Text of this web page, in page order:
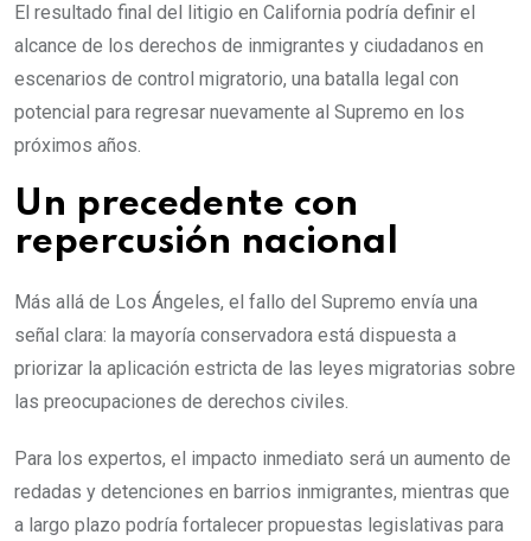
El resultado final del litigio en California podría definir el
alcance de los derechos de inmigrantes y ciudadanos en
escenarios de control migratorio, una batalla legal con
potencial para regresar nuevamente al Supremo en los
próximos años.
Un precedente con
repercusión nacional
Más allá de Los Ángeles, el fallo del Supremo envía una
señal clara: la mayoría conservadora está dispuesta a
priorizar la aplicación estricta de las leyes migratorias sobre
las preocupaciones de derechos civiles.
Para los expertos, el impacto inmediato será un aumento de
redadas y detenciones en barrios inmigrantes, mientras que
a largo plazo podría fortalecer propuestas legislativas para